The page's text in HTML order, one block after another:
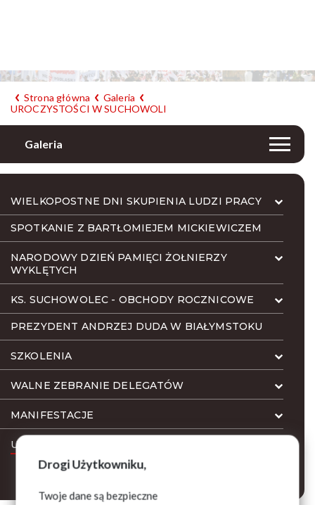
Drogi Użytkowniku,
Twoje dane są bezpieczne
Strona główna
Galeria
UROCZYSTOŚCI W SUCHOWOLI
Galeria
WIELKOPOSTNE DNI SKUPIENIA LUDZI PRACY
SPOTKANIE Z BARTŁOMIEJEM MICKIEWICZEM
NARODOWY DZIEŃ PAMIĘCI ŻOŁNIERZY
WYKLĘTYCH
KS. SUCHOWOLEC - OBCHODY ROCZNICOWE
PREZYDENT ANDRZEJ DUDA W BIAŁYMSTOKU
SZKOLENIA
WALNE ZEBRANIE DELEGATÓW
MANIFESTACJE
UROCZYSTOŚCI W SUCHOWOLI
26.10.2025 r.